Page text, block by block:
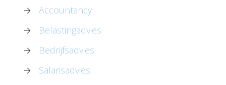
→
Accountancy
→
Belastingadvies
→
Bedrijfsadvies
→
Salarisadvies